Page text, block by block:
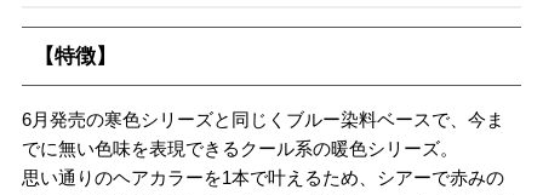
【特徴】
6月発売の寒色シリーズと同じくブルー染料ベースで、今ま
でに無い色味を表現できるクール系の暖色シリーズ。
思い通りのヘアカラーを1本で叶えるため、シアーで赤みの